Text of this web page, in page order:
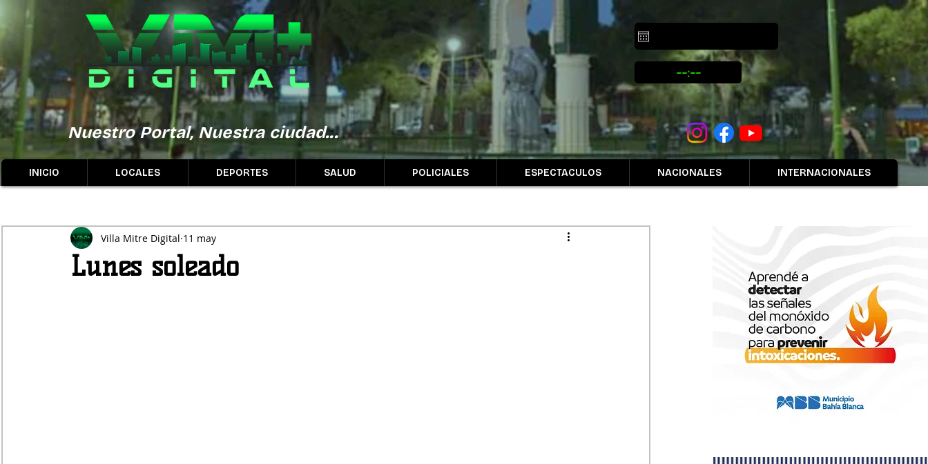
Nuestro Portal, Nuestra ciudad...
INICIO LOCALES DEPORTES SALUD POLICIALES ESPECTACULOS NACIONALES INTERNACIONALES
Lunes soleado
Villa Mitre Digital 11 may